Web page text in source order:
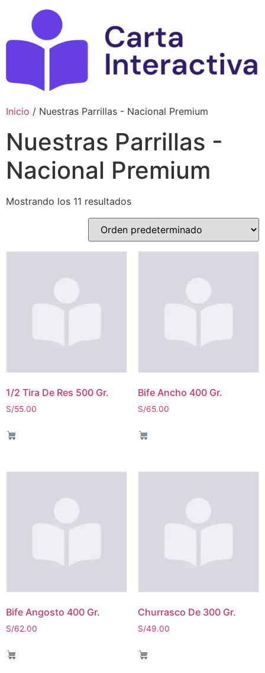
contenido
Inicio / Nuestras Parrillas - Nacional Premium
Nuestras Parrillas -
Nacional Premium
Mostrando los 11 resultados
1/2 Tira De Res 500 Gr.
S/55.00
Bife Ancho 400 Gr.
S/65.00
Bife Angosto 400 Gr.
S/62.00
Churrasco De 300 Gr.
S/49.00